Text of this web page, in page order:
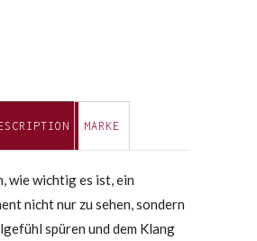
MARKE
wie wichtig es ist, ein
nicht nur zu sehen, sondern
spüren und dem Klang